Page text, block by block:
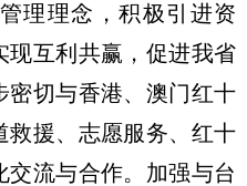
理理念，积极引进资
现互利共赢，促进我省
密切与香港、澳门红十
救援、志愿服务、红十
流与合作。加强与台